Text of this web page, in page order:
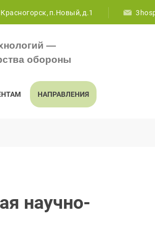
п.Новый, д.1
—
обороны
НАПРАВЛЕНИЯ
научно-